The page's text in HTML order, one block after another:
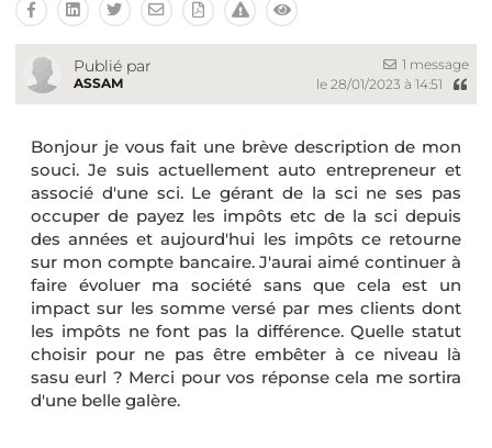
Publié par
ASSAM
1 message
le 28/01/2023 à 14:51
Bonjour je vous fait une brève description de mon
souci. Je suis actuellement auto entrepreneur et
associé d'une sci. Le gérant de la sci ne ses pas
occuper de payez les impôts etc de la sci depuis
des années et aujourd'hui les impôts ce retourne
sur mon compte bancaire. J'aurai aimé continuer à
faire évoluer ma société sans que cela est un
impact sur les somme versé par mes clients dont
les impôts ne font pas la différence. Quelle statut
choisir pour ne pas être embêter à ce niveau là
sasu eurl ? Merci pour vos réponse cela me sortira
d'une belle galère.